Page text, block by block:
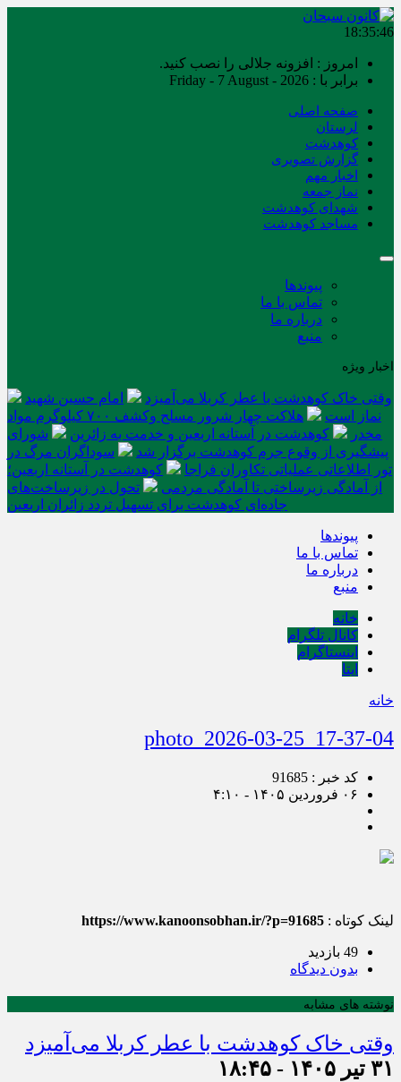
18:35:46
امروز : افزونه جلالی را نصب کنید.
برابر با : Friday - 7 August - 2026
صفحه اصلی
لرستان
کوهدشت
گزارش تصویری
اخبار مهم
نماز جمعه
شهدای کوهدشت
مساجد کوهدشت
پیوندها
تماس با ما
درباره ما
منبع
اخبار ویژه
وقتی خاک کوهدشت با عطر کربلا می‌آمیزد
امام حسین شهید
نماز است
هلاکت چهار شرور مسلح وکشف ۷۰۰ کیلوگرم مواد
مخدر
کوهدشت در آستانه اربعین و خدمت‌ به زائرین
شورای
پیشگیری از وقوع جرم کوهدشت برگزار شد
سوداگران مرگ در
تور اطلاعاتی عملیاتی تکاوران فراجا
کوهدشت در آستانه اربعین؛
از آمادگی زیرساختی تا آمادگی مردمی
تحول در زیرساخت‌های
جاده‌ای کوهدشت برای تسهیل تردد زائران اربعین
پیوندها
تماس با ما
درباره ما
منبع
خانه
کانال تلگرام
اینستاگرام
ایتا
خانه
photo_2026-03-25_17-37-04
کد خبر : 91685
۰۶ فروردین ۱۴۰۵ - ۴:۱۰
لینک کوتاه : https://www.kanoonsobhan.ir/?p=91685
49 بازدید
بدون دیدگاه
نوشته های مشابه
وقتی خاک کوهدشت با عطر کربلا می‌آمیزد
۳۱ تیر ۱۴۰۵ - ۱۸:۴۵